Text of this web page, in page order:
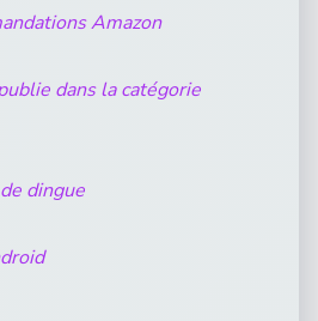
Amazon
dans la catégorie
dingue